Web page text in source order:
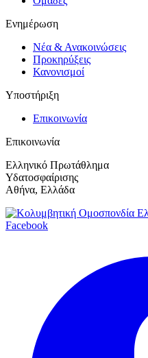
Ενημέρωση
Νέα & Ανακοινώσεις
Προκηρύξεις
Κανονισμοί
Υποστήριξη
Επικοινωνία
Επικοινωνία
Ελληνικό Πρωτάθλημα
Υδατοσφαίρισης
Αθήνα, Ελλάδα
Facebook